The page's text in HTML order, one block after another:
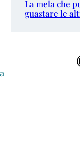
La mela che
guastare le